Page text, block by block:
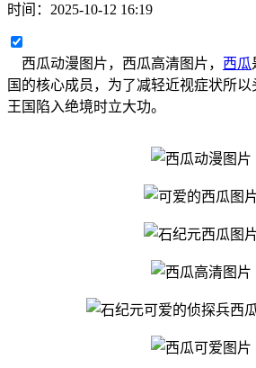
时间： 2025-10-12 16:19
西瓜动漫图片，西瓜高清图片， 西瓜
国的核心成员，为了减轻近视症状所
王国陷入绝境时立大功。